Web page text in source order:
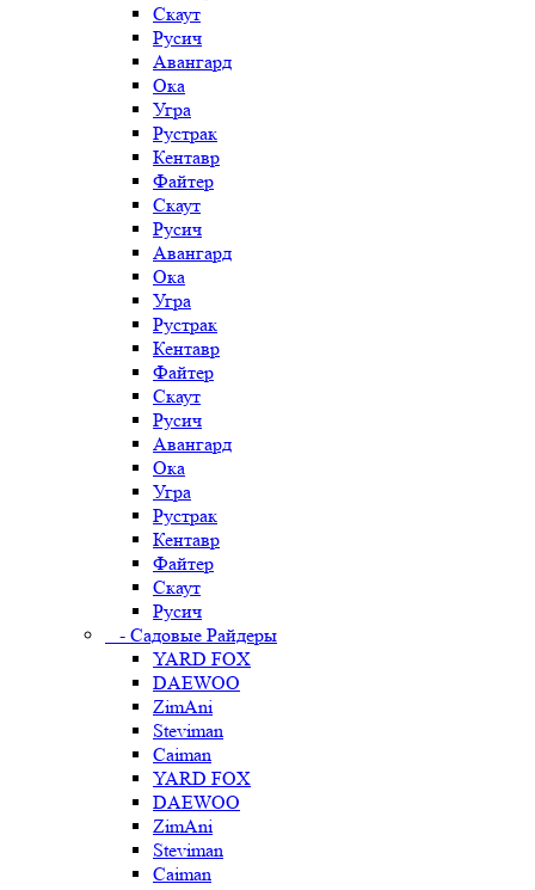
Скаут
Русич
Авангард
Ока
Угра
Рустрак
Кентавр
Файтер
Скаут
Русич
Авангард
Ока
Угра
Рустрак
Кентавр
Файтер
Скаут
Русич
Авангард
Ока
Угра
Рустрак
Кентавр
Файтер
Скаут
Русич
- Садовые Райдеры
YARD FOX
DAEWOO
ZimAni
Steviman
Caiman
YARD FOX
DAEWOO
ZimAni
Steviman
Caiman